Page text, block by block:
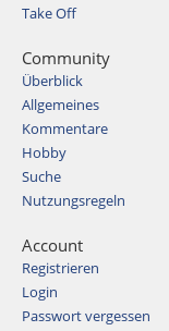
Take Off
Community
Überblick
Allgemeines
Kommentare
Hobby
Suche
Nutzungsregeln
Account
Registrieren
Login
Passwort vergessen